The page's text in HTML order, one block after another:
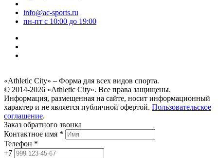
info@ac-sports.ru
пн-пт c 10:00 до 19:00
«Athletic City» – Форма для всех видов спорта.
© 2014-2026 «Athletic City». Все права защищены.
Информация, размещенная на сайте, носит информационный
характер и не является публичной офертой. Пользовательское
соглашение.
Заказ обратного звонка
Контактное имя *
Телефон *
+7